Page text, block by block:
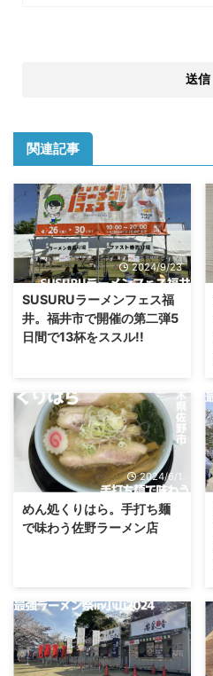
関連記事
2024/9/23
SUSURUラーメンフェス福
井。福井市で開催の第二弾5
日間で13杯をススル!!
2024/6/1
めん処くりはら。手打ち麺
で味わう佐野ラーメン店